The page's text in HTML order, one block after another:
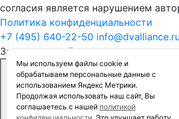
Мы используем файлы сookie и
обрабатываем персональные данные с
использованием Яндекс Метрики.
Продолжая использовать наш сайт, Вы
соглашаетесь с нашей политикой
согласия является нарушением
Политика конфиденциальности
+7 (495) 640-22-50 info@dvalliance.ru
Заказать расчёт стоимости